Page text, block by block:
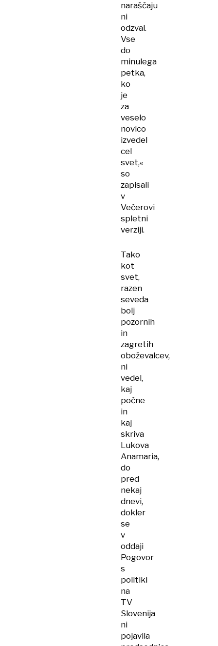
naraščaju
ni
odzval.
Vse
do
minulega
petka,
ko
je
za
veselo
novico
izvedel
cel
svet,«
so
zapisali
v
Večerovi
spletni
verziji.
Tako
kot
svet,
razen
seveda
bolj
pozornih
in
zagretih
oboževalcev,
ni
vedel,
kaj
počne
in
kaj
skriva
Lukova
Anamaria,
do
pred
nekaj
dnevi,
dokler
se
v
oddaji
Pogovor
s
politiki
na
TV
Slovenija
ni
pojavila